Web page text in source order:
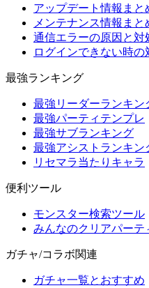
アップデート情報まと
メンテナンス情報まと
通信エラーの原因と対
ログインできない時の
最強ランキング
最強リーダーランキン
最強パーティテンプレ
最強サブランキング
最強アシストランキン
リセマラ当たりキャラ
便利ツール
モンスター検索ツール
みんなのクリアパーテ
ガチャ/コラボ関連
ガチャ一覧とおすすめ